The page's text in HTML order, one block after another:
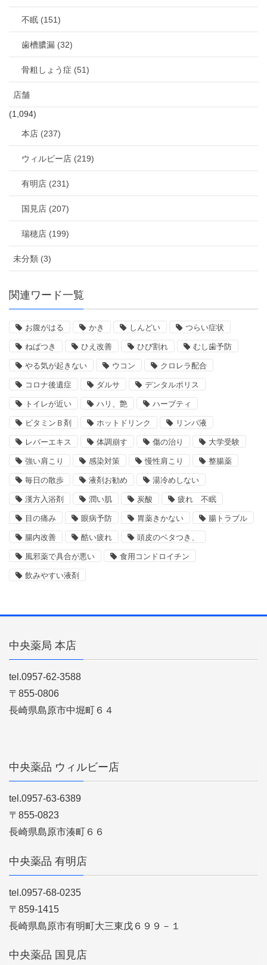
不眠 (151)
歯槽膿漏 (32)
骨粗しょう症 (51)
店舗
(1,094)
本店 (237)
ウィルビー店 (219)
有明店 (231)
国見店 (207)
瑞穂店 (199)
未分類 (3)
関連ワード一覧
お腹がはる かき しんどい つらい症状
ねばつき ひえ改善 ひび割れ むし歯予防
やる気が起きない ウコン クロレラ配合
コロナ後遺症 ダルサ デンタルポリス
トイレが近い ハリ、艶 ハーブティ
ビタミンＢ剤 ホットドリンク リンパ液
レバーエキス 体調崩す 傷の治り 大学受験
強い肩こり 感染対策 慢性肩こり 整腸薬
毎日の散歩 液剤お勧め 湯冷めしない
漢方入浴剤 潤い肌 炭酸 疲れ 不眠
目の痛み 眼病予防 胃薬きかない 腸トラブル
腸内改善 酷い疲れ 頭皮のベタつき、
風邪薬で具合が悪い 食用コンドロイチン
飲みやすい液剤
中央薬局 本店
tel.0957-62-3588
〒855-0806
長崎県島原市中堀町６４
中央薬品 ウィルビー店
tel.0957-63-6389
〒855-0823
長崎県島原市湊町６６
中央薬品 有明店
tel.0957-68-0235
〒859-1415
長崎県島原市有明町大三東戊６９９－１
中央薬品 国見店